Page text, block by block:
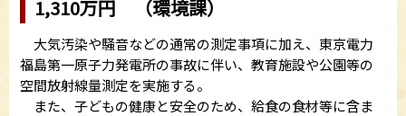
1,310万円 （環境課）
大気汚染や騒音などの通常の測定事項に加え、東京電力
福島第一原子力発電所の事故に伴い、教育施設や公園等の
空間放射線量測定を実施する。
また、子どもの健康と安全のため、給食の食材等に含ま